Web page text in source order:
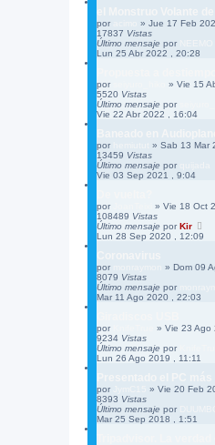
por » Jue 17 Feb
17837 Vistas
Último mensaje por
Lun 25 Abr 2022 , 20:28
por » Vie 15
5520 Vistas
Último mensaje por
Vie 22 Abr 2022 , 16:04
por » Sab 13 Mar
13459 Vistas
Último mensaje por
Vie 03 Sep 2021 , 9:04
por » Vie 18 Oct
108489 Vistas
Último mensaje por Kir
Lun 28 Sep 2020 , 12:09
por » Dom 09
8079 Vistas
Último mensaje por
Mar 11 Ago 2020 , 22:03
por » Vie 23 Ago
9234 Vistas
Último mensaje por
Lun 26 Ago 2019 , 11:11
por » Vie 20 Feb
8393 Vistas
Último mensaje por
Mar 25 Sep 2018 , 1:51